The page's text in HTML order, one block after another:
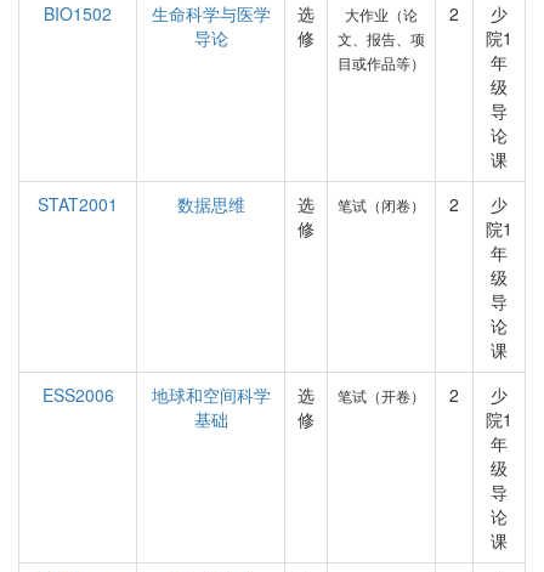
BIO1502
生命科学与医学
导论
选
修
大作业（论
文、报告、项
目或作品等）
2
少
院1
年
级
导
论
课
STAT2001
数据思维
选
修
笔试（闭卷） 2
少
院1
年
级
导
论
课
ESS2006
地球和空间科学
基础
选
修
笔试（开卷） 2
少
院1
年
级
导
论
课